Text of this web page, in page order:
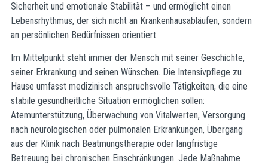
Sicherheit und emotionale Stabilität – und ermöglicht einen
Lebensrhythmus, der sich nicht an Krankenhausabläufen, sondern
an persönlichen Bedürfnissen orientiert.
Im Mittelpunkt steht immer der Mensch mit seiner Geschichte,
seiner Erkrankung und seinen Wünschen. Die Intensivpflege zu
Hause umfasst medizinisch anspruchsvolle Tätigkeiten, die eine
stabile gesundheitliche Situation ermöglichen sollen:
Atemunterstützung, Überwachung von Vitalwerten, Versorgung
nach neurologischen oder pulmonalen Erkrankungen, Übergang
aus der Klinik nach Beatmungstherapie oder langfristige
Betreuung bei chronischen Einschränkungen. Jede Maßnahme